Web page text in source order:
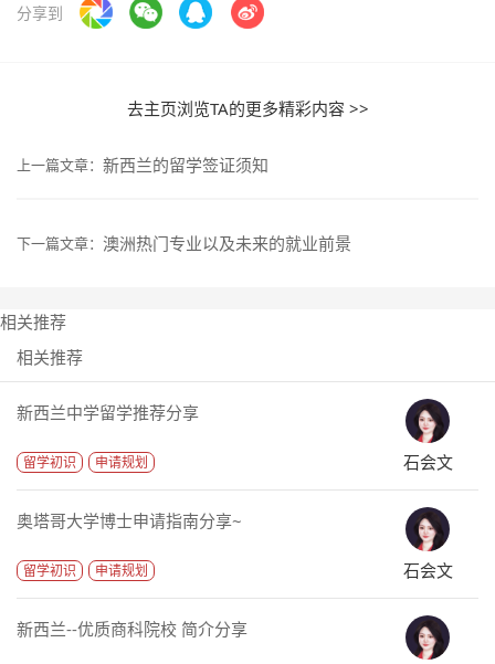
分享到
去主页浏览TA的更多精彩内容 >>
上一篇文章： 新西兰的留学签证须知
下一篇文章： 澳洲热门专业以及未来的就业前景
相关推荐
相关推荐
新西兰中学留学推荐分享
留学初识 申请规划 石会文
奥塔哥大学博士申请指南分享~
留学初识 申请规划 石会文
新西兰--优质商科院校 简介分享